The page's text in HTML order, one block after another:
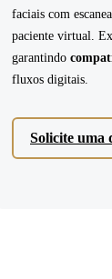
faciais com
paciente virtual.
garantindo
fluxos digitais.
Solicite uma